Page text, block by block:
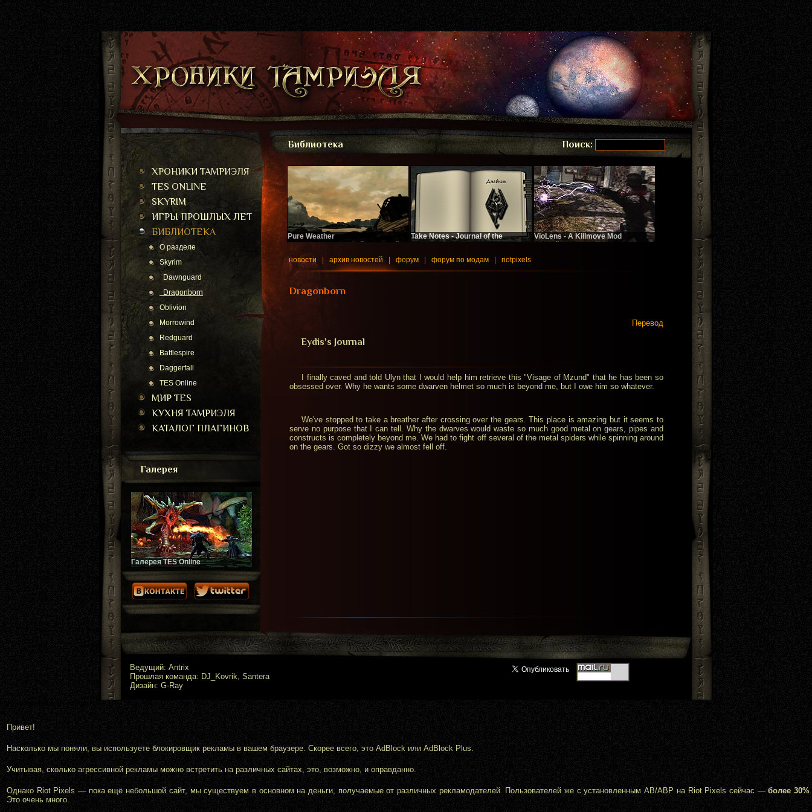
ХРОНИКИ ТАМРИЭЛЯ
TES ONLINE
SKYRIM
ИГРЫ ПРОШЛЫХ ЛЕТ
БИБЛИОТЕКА
О разделе
Skyrim
Dawnguard
Dragonborn
Oblivion
Morrowind
Redguard
Battlespire
Daggerfall
TES Online
МИР TES
КУХНЯ ТАМРИЭЛЯ
КАТАЛОГ ПЛАГИНОВ
Галерея
Галерея TES Online
Скриншоты ожидаемой весной
2014 года онлайн-игры. Галерея
постоянно пополняется!
Библиотека Поиск:
Pure Weather
Еще один глобальный погодный
плагин.
Take Notes - Journal of the
не выходя из игры.
VioLens - A Killmove Mod
новости
архив новостей форум форум по модам riotpixels
Dragonborn
Перевод
Eydis's Journal
I finally caved and told Ulyn that I would help him retrieve this "Visage of Mzund" that he has been so
obsessed over. Why he wants some dwarven helmet so much is beyond me, but I owe him so whatever.
We've stopped to take a breather after crossing over the gears. This place is amazing but it seems to
serve no purpose that I can tell. Why the dwarves would waste so much good metal on gears, pipes and
constructs is completely beyond me. We had to fight off several of the metal spiders while spinning around
on the gears. Got so dizzy we almost fell off.
Ведущий: Antrix
Прошлая команда: DJ_Kovrik, Santera
Дизайн: G-Ray
Привет!
Насколько мы поняли, вы используете блокировщик рекламы в вашем браузере. Скорее всего, это AdBlock или AdBlock Plus.
Учитывая, сколько агрессивной рекламы можно встретить на различных сайтах, это, возможно, и оправданно.
Однако Riot Pixels — пока ещё небольшой сайт, мы существуем в основном на деньги, получаемые от различных рекламодателей. Пользователей же с установленным AB/ABP на Riot Pixels сейчас —более 30%.
Это очень много.